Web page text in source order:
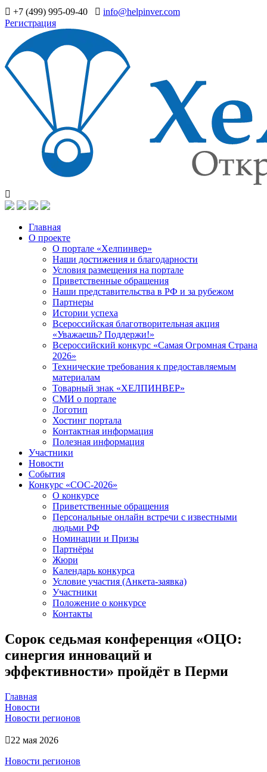
+7 (499) 995-09-40
info@helpinver.com
Регистрация
Главная
О проекте
О портале «Хелпинвер»
Наши достижения и благодарности
Условия размещения на портале
Приветственные обращения
Наши представительства в РФ и за рубежом
Партнеры
Истории успеха
Всероссийская благотворительная акция
«Уважаешь? Поддержи!»
Всероссийский конкурс «Самая Огромная Страна
2026»
Технические требования к предоставляемым
материалам
Товарный знак «ХЕЛПИНВЕР»
СМИ о портале
Логотип
Хостинг портала
Контактная информация
Полезная информация
Участники
Новости
События
Конкурс «СОС-2026»
О конкурсе
Приветственные обращения
Персональные онлайн встречи с известными
людьми РФ
Номинации и Призы
Партнёры
Жюри
Календарь конкурса
Условие участия (Анкета-заявка)
Участники
Положение о конкурсе
Контакты
Сорок седьмая конференция «ОЦО:
синергия инноваций и
эффективности» пройдёт в Перми
Главная
Новости
Новости регионов
22 мая 2026
Новости регионов